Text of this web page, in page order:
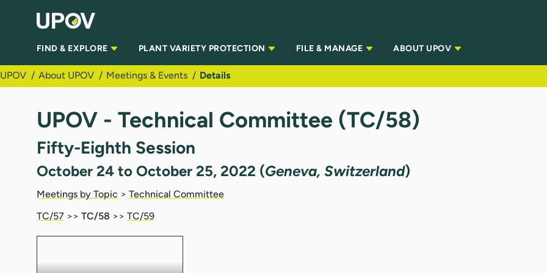
Skip to Main Content
FIND & EXPLORE PLANT VARIETY PROTECTION FILE & MANAGE ABOUT UPOV
UPOV About UPOV Meetings & Events Details
UPOV - Technical Committee (TC/58)
Fifty-Eighth Session
October 24 to October 25, 2022 (Geneva, Switzerland)
Meetings by Topic > Technical Committee
TC/57 >> TC/58 >> TC/59